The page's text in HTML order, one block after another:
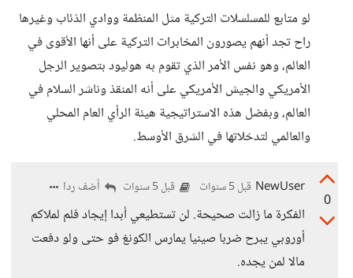
لو متابع للمسلسلات التركية مثل المنظمة ووادي الذئاب وغيرها
راح تجد أنهم يصورون المخابرات التركية على أنها الأقوى في
العالم، وهو نفس الأمر الذي تقوم به هوليود بتصوير الرجل
الأمريكي والجيش الأمريكي على أنه المنقذ وناشر السلام في
العالم، وبفضل هذه الاستراتيجية هيئة الرأي العام المحلي
والعالمي لتدخلاتها في الشرق الأوسط.
0
NewUser قبل 5 سنوات قبل 5 سنوات أضف ردا
الفكرة ما زالت صحيحة. لن تستطيعي أبدا إيجاد فلم لملاكم
أوروبي يبرح ضربا صينيا يمارس الكونغ فو حتى ولو دفعت
مالا لمن يجده.